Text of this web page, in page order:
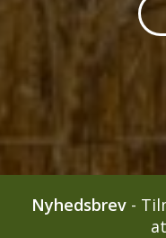
Nyhedsbrev -